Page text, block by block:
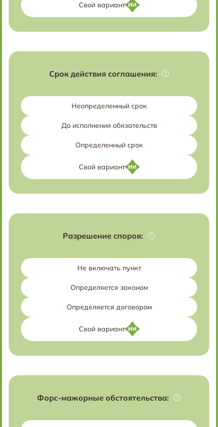
Свой вариант
Срок действия соглашения:
Неопределенный срок
До исполнения обязательств
Определенный срок
Свой вариант
Разрешение споров:
Не включать пункт
Определяется законом
Определяется договором
Свой вариант
Форс-мажорные обстоятельства: